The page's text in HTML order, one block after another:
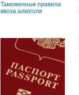
Таможенные правила
ввоза алкоголя